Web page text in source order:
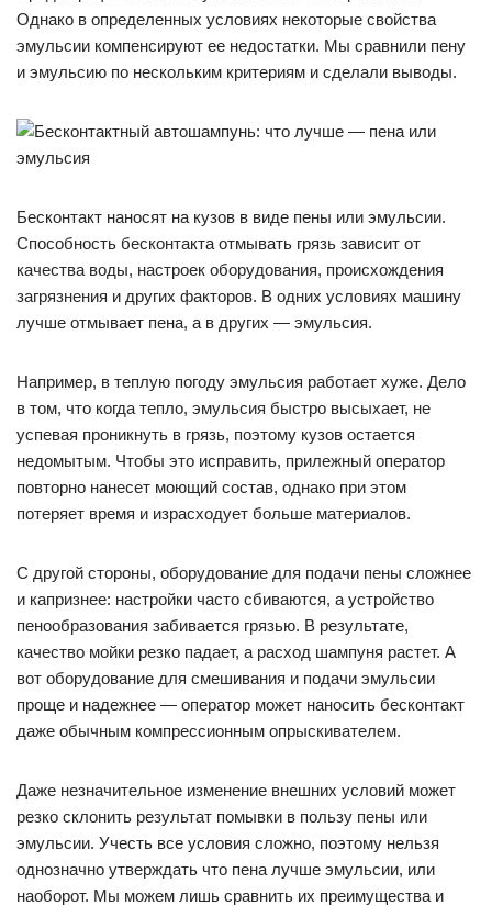
Однако в определенных условиях некоторые свойства
эмульсии компенсируют ее недостатки. Мы сравнили пену
и эмульсию по нескольким критериям и сделали выводы.
Бесконтакт наносят на кузов в виде пены или эмульсии.
Способность бесконтакта отмывать грязь зависит от
качества воды, настроек оборудования, происхождения
загрязнения и других факторов. В одних условиях машину
лучше отмывает пена, а в других — эмульсия.
Например, в теплую погоду эмульсия работает хуже. Дело
в том, что когда тепло, эмульсия быстро высыхает, не
успевая проникнуть в грязь, поэтому кузов остается
недомытым. Чтобы это исправить, прилежный оператор
повторно нанесет моющий состав, однако при этом
потеряет время и израсходует больше материалов.
С другой стороны, оборудование для подачи пены сложнее
и капризнее: настройки часто сбиваются, а устройство
пенообразования забивается грязью. В результате,
качество мойки резко падает, а расход шампуня растет. А
вот оборудование для смешивания и подачи эмульсии
проще и надежнее — оператор может наносить бесконтакт
даже обычным компрессионным опрыскивателем.
Даже незначительное изменение внешних условий может
резко склонить результат помывки в пользу пены или
эмульсии. Учесть все условия сложно, поэтому нельзя
однозначно утверждать что пена лучше эмульсии, или
наоборот. Мы можем лишь сравнить их преимущества и